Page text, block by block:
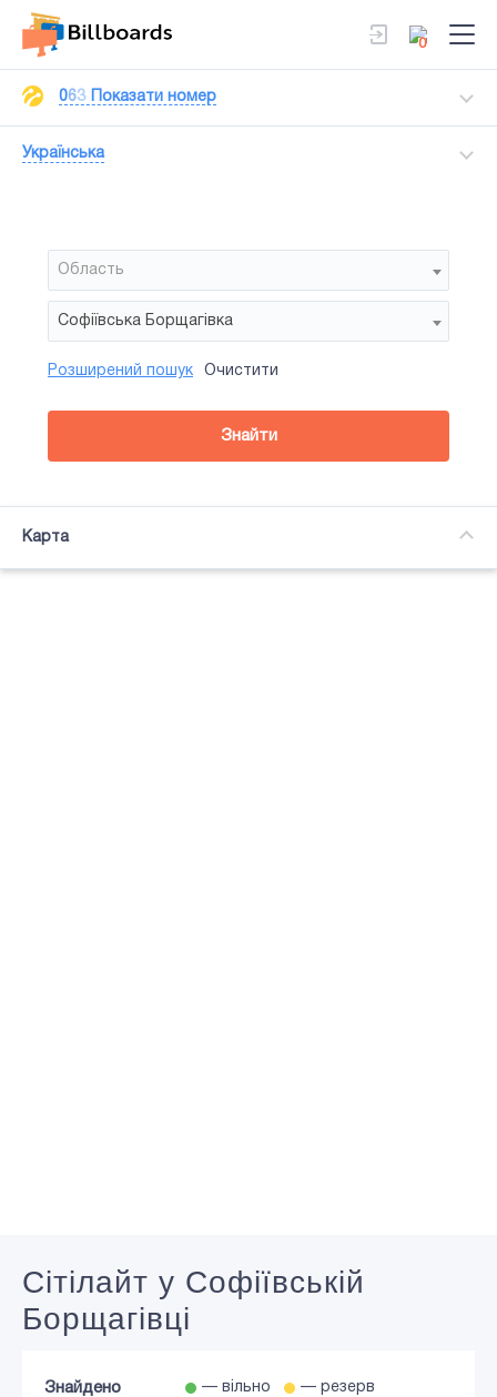
0
063 Показати номер
Українська
Область
Софіївська Борщагівка
Район
Сторона
Усi
Підсвітка
Розширений пошук Очистити
Знайти
Карта
Сiтiлайт у Софіївській
Борщагівці
Знайдено
— вільно — резерв